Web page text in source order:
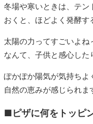
冬場や寒いときは、テン
おくと、ほどよく発酵す
太陽の力ってすごいよね
なんて、子供と感心した
ぽかぽか陽気が気持ちよ
自然の恵みが感じられま
■ピザに何をトッピ